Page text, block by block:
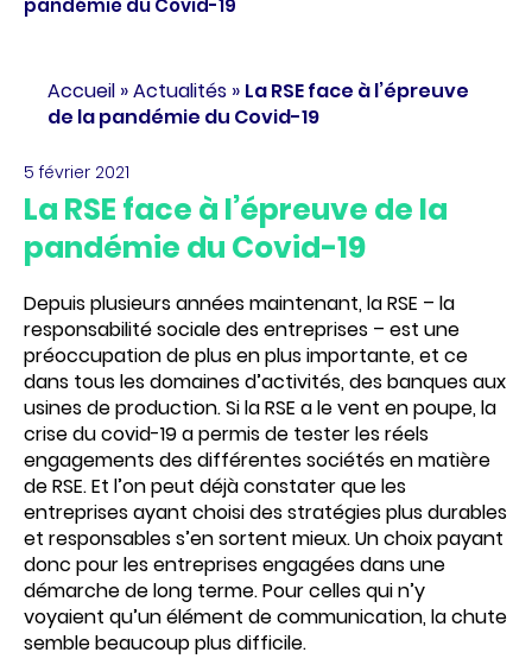
pandémie du Covid-19
Accueil »Actualités » La RSE face à l’épreuve
de la pandémie du Covid-19
5 février 2021
La RSE face à l’épreuve de la
pandémie du Covid-19
Depuis plusieurs années maintenant, laRSE – la
responsabilité sociale des entreprises – est une
préoccupation de plus en plus importante, et ce
dans tous les domaines d’activités, des banques aux
usines de production. Si la RSE a le vent en poupe, la
crise du covid-19 a permis de tester les réels
engagements des différentes sociétés en matière
de RSE. Et l’on peut déjà constater que les
entreprises ayant choisi des stratégies plus durables
et responsables s’en sortent mieux. Un choix payant
donc pour les entreprises engagées dans une
démarche de long terme. Pour celles qui n’y
voyaient qu’un élément de communication, la chute
semble beaucoup plus difficile.